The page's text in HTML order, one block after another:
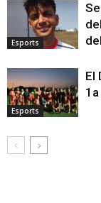
Esports
Esports
El